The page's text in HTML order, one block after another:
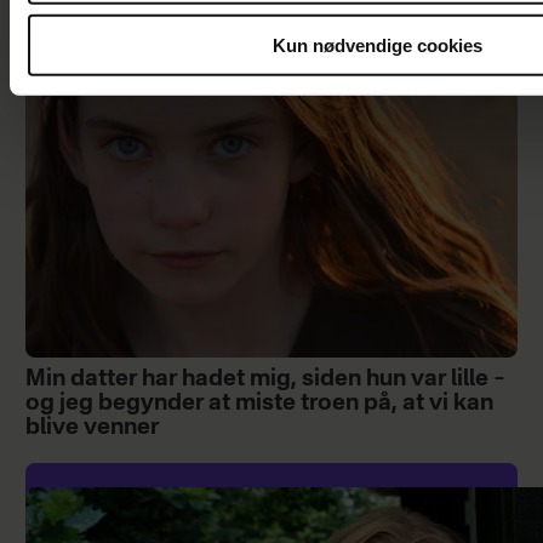
Kun nødvendige cookies
Min datter har hadet mig, siden hun var lille –
og jeg begynder at miste troen på, at vi kan
blive venner